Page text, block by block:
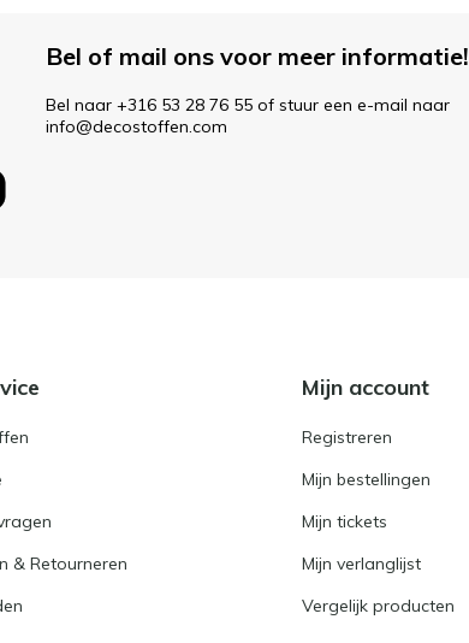
Bel of mail ons voor meer informatie!
Bel naar +316 53 28 76 55 of stuur een e-mail naar
info@decostoffen.com
& Retourneren
Mijn account
Registreren
Mijn bestellingen
Mijn tickets
Mijn verlanglijst
Vergelijk producten